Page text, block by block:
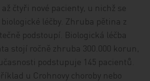
čtyři nové pacienty, u nichž se
léčby. Zhruba pětina z
podstoupí. Biologická léčba
stojí ročně zhruba 300.000 korun,
podstupuje 145 pacientů.
u Crohnovy choroby nebo